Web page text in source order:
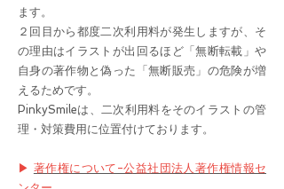
ます。
２回目から都度二次利用料が発生しますが、そ
の理由はイラストが出回るほど「無断転載」や
自身の著作物と偽った「無断販売」の危険が増
えるためです。
PinkySmileは、二次利用料をそのイラストの管
理・対策費用に位置付けております。
▶︎ 著作権について-公益社団法人著作権情報セ